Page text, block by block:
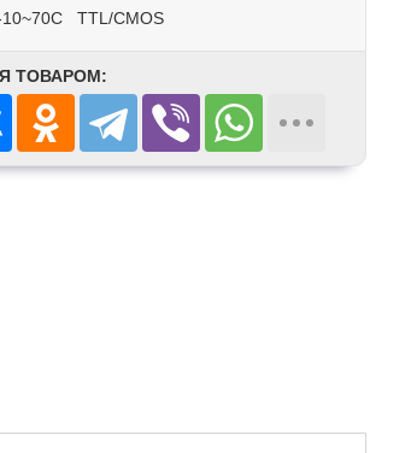
TTL/CMOS
ТОВАРОМ: